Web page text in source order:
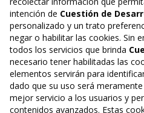
intención de Cuestión de
personalizado y un trato
negar o habilitar las cookies. Sin
todos los servicios que brinda
necesario tener habilitadas las
elementos servirán para
dado que su uso será
mejor servicio a los usuarios y
contenidos avanzados. Estas